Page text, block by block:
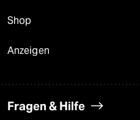
Shop
Anzeigen
Fragen & Hilfe